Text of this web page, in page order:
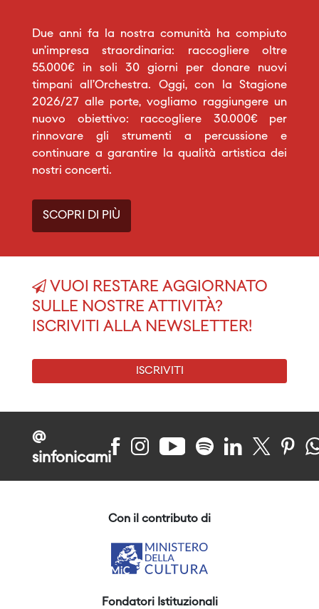
Due anni fa la nostra comunità ha compiuto
un’impresa straordinaria: raccogliere oltre
55.000€ in soli 30 giorni per donare nuovi
timpani all’Orchestra. Oggi, con la Stagione
2026/27 alle porte, vogliamo raggiungere un
nuovo obiettivo: raccogliere 30.000€ per
rinnovare gli strumenti a percussione e
continuare a garantire la qualità artistica dei
nostri concerti.
SCOPRI DI PIÙ
VUOI RESTARE AGGIORNATO
SULLE NOSTRE ATTIVITÀ?
ISCRIVITI ALLA NEWSLETTER!
ISCRIVITI
@
sinfonicami
Con il contributo di
Fondatori Istituzionali